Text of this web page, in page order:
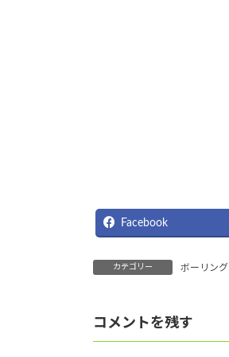
Facebook
カテゴリー ボーリング
コメントを残す